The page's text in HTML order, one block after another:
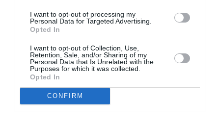
I want to opt-out of processing my
Personal Data for Targeted Advertising.
Opted In
I want to opt-out of Collection, Use,
Retention, Sale, and/or Sharing of my
Personal Data that Is Unrelated with the
Purposes for which it was collected.
Opted In
CONFIRM